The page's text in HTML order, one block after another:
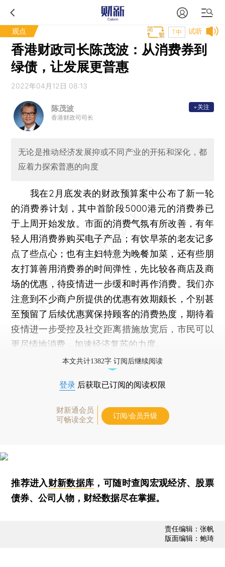
观点 试听
T中
香港财政司长陈茂波：从消费券到
绿债，让发展更普惠
2022年04月12日 08:13
陈茂波
香港财政司司长
+关注
无论是推动经济发展抑或不同产业的开拓和深化，都
应着力探索普惠的向度
我在2月底发表的财政预算案中公布了新一轮
的消费券计划，其中首阶段5000港元的消费券已
于上周开始发放。市面的消费气氛有所改善，有年
轻人用消费券购买电子产品；有饮早茶的老友记多
点了些点心；也有主妇特意为晚餐加菜，还有些朋
友打算善用消费券的时间弹性，先比较各商店及商
场的优惠，待疫情进一步缓和时再作消费。我们亦
注意到不少商户所提供的优惠有效期颇长，个别甚
至预留了后续优惠冀保持顾客的消费热度，期待着
疫情进一步受控及社交距离措施放宽后，市民可以
更尽情地消费，加速经济复苏的力度。
本文共计1382字 订阅后继续阅读
登录 后获取已订阅的阅读权限
财新通会员
可畅读全文
订阅/会员升级
推荐进入财新数据库 ，可随时查阅宏观经济、股票
债券、公司人物，财经数据尽在掌握。
责任编辑：张帆
版面编辑：鲍琦